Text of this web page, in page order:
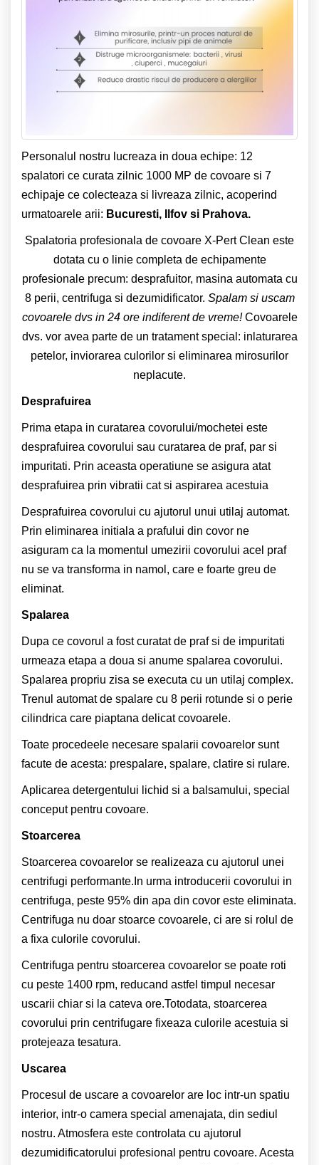
Personalul nostru lucreaza in doua echipe: 12
spalatori ce curata zilnic 1000 MP de covoare si 7
echipaje ce colecteaza si livreaza zilnic, acoperind
urmatoarele arii: Bucuresti, Ilfov si Prahova.
Spalatoria profesionala de covoare X-Pert Clean este
dotata cu o linie completa de echipamente
profesionale precum: desprafuitor, masina automata cu
8 perii, centrifuga si dezumidificator. Spalam si uscam
covoarele dvs in 24 ore indiferent de vreme!Covoarele
dvs. vor avea parte de un tratament special: inlaturarea
petelor, inviorarea culorilor si eliminarea mirosurilor
neplacute.
Desprafuirea
Prima etapa in curatarea covorului/mochetei este
desprafuirea covorului sau curatarea de praf, par si
impuritati. Prin aceasta operatiune se asigura atat
desprafuirea prin vibratii cat si aspirarea acestuia
Desprafuirea covorului cu ajutorul unui utilaj automat.
Prin eliminarea initiala a prafului din covor ne
asiguram ca la momentul umezirii covorului acel praf
nu se va transforma in namol, care e foarte greu de
eliminat.
Spalarea
Dupa ce covorul a fost curatat de praf si de impuritati
urmeaza etapa a doua si anume spalarea covorului.
Spalarea propriu zisa se executa cu un utilaj complex.
Trenul automat de spalare cu 8 perii rotunde si o perie
cilindrica care piaptana delicat covoarele.
Toate procedeele necesare spalarii covoarelor sunt
facute de acesta: prespalare, spalare, clatire si rulare.
Aplicarea detergentului lichid si a balsamului, special
conceput pentru covoare.
Stoarcerea
Stoarcerea covoarelor se realizeaza cu ajutorul unei
centrifugi performante.In urma introducerii covorului in
centrifuga, peste 95% din apa din covor este eliminata.
Centrifuga nu doar stoarce covoarele, ci are si rolul de
a fixa culorile covorului.
Centrifuga pentru stoarcerea covoarelor se poate roti
cu peste 1400 rpm, reducand astfel timpul necesar
uscarii chiar si la cateva ore.Totodata, stoarcerea
covorului prin centrifugare fixeaza culorile acestuia si
protejeaza tesatura.
Uscarea
Procesul de uscare a covoarelor are loc intr-un spatiu
interior, intr-o camera special amenajata, din sediul
nostru. Atmosfera este controlata cu ajutorul
dezumidificatorului profesional pentru covoare. Acesta